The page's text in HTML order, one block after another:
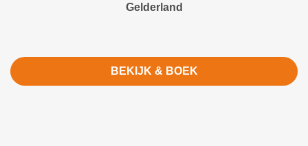
Gelderland
BEKIJK & BOEK